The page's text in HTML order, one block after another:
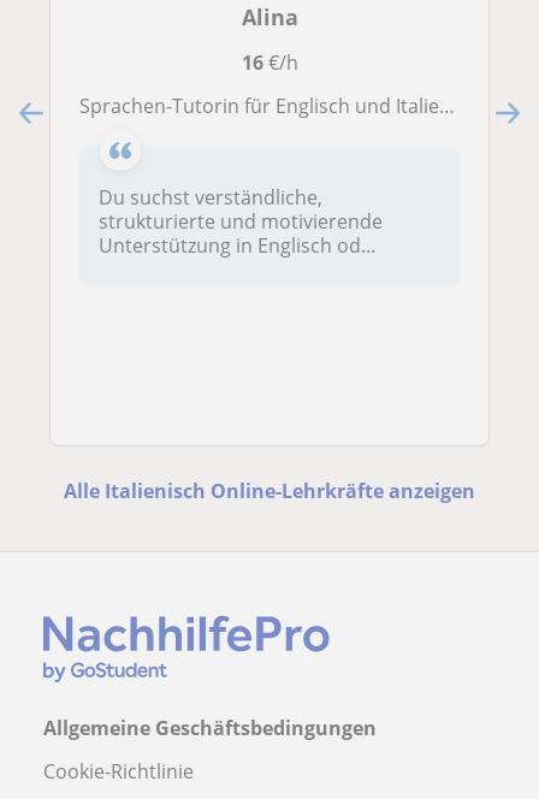
Alina
16€/h
Sprachen-Tutorin für Englisch und Italienisch, Nachhilfe für Oberstufe in allen Fächern
Du suchst verständliche,
strukturierte und motivierende
Unterstützung in Englisch od...
Alle Italienisch Online-Lehrkräfte anzeigen
Allgemeine Geschäftsbedingungen
Cookie-Richtlinie